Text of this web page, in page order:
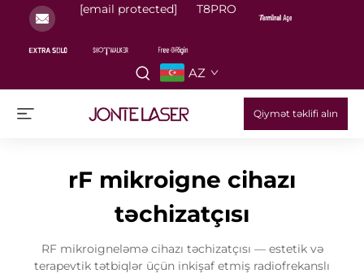
[email protected] T8PRO
AZ
Qiymət təklifi alın
rF mikroigne cihazı
təchizatçısı
RF mikroigneləmə cihazı təchizatçısı — estetik və
terapevtik tətbiqlər üçün inkişaf etmiş radiofrekanslı